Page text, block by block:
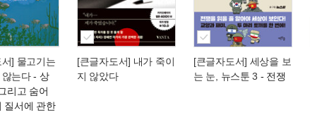
] 물고기는
는다- 상
리고 숨어
질서에 관한
[큰글자도서] 내가 죽이
지 않았다
[큰글자도서] 세상을 보
는 눈, 뉴스툰 3 - 전쟁